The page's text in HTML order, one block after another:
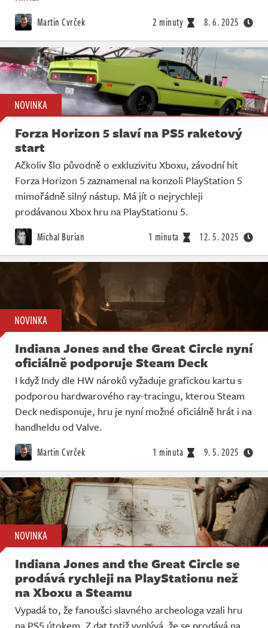
Martin Cvrček 2 minuty 8. 6. 2025
NOVINKA
Forza Horizon 5 slaví na PS5 raketový
start
Ačkoliv šlo původně o exkluzivitu Xboxu, závodní hit
Forza Horizon 5 zaznamenal na konzoli PlayStation 5
mimořádně silný nástup. Má jít o nejrychleji
prodávanou Xbox hru na PlayStationu 5.
Michal Burian 1 minuta 12. 5. 2025
NOVINKA
Indiana Jones and the Great Circle nyní
oficiálně podporuje Steam Deck
I když Indy dle HW nároků vyžaduje grafickou kartu s
podporou hardwarového ray-tracingu, kterou Steam
Deck nedisponuje, hru je nyní možné oficiálně hrát i na
handheldu od Valve.
Martin Cvrček 1 minuta 9. 5. 2025
NOVINKA
Indiana Jones and the Great Circle se
prodává rychleji na PlayStationu než
na Xboxu a Steamu
Vypadá to, že fanoušci slavného archeologa vzali hru
na PS5 útokem. Z dat totiž vyplývá, že se prodává na